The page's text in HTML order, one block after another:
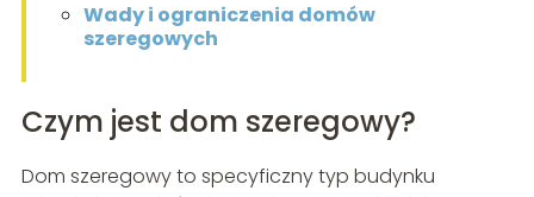
Wady i ograniczenia domów
szeregowych
Czym jest dom szeregowy?
Dom szeregowy to specyficzny typ budynku